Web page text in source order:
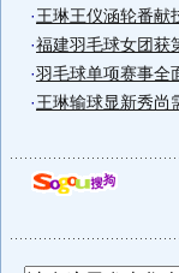
·王琳王仪涵轮番献
·福建羽毛球女团获
·羽毛球单项赛事全
·王琳输球显新秀尚